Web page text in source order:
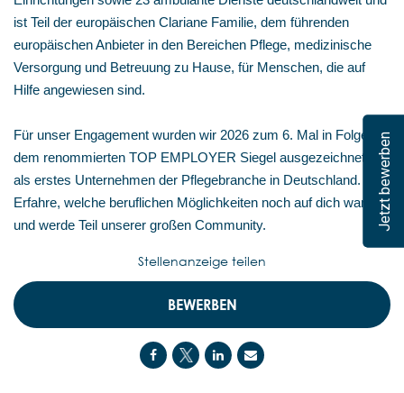
Jetzt bewerben
ist Teil der europäischen Clariane Familie, dem führenden
europäischen Anbieter in den Bereichen Pflege, medizinische
Versorgung und Betreuung zu Hause, für Menschen, die auf
Hilfe angewiesen sind.
Für unser Engagement wurden wir 2026 zum 6. Mal in Folge mit
dem renommierten TOP EMPLOYER Siegel ausgezeichnet –
als erstes Unternehmen der Pflegebranche in Deutschland.
Erfahre, welche beruflichen Möglichkeiten noch auf dich warten,
und werde Teil unserer großen Community.
BEWERBEN
Stellenanzeige teilen